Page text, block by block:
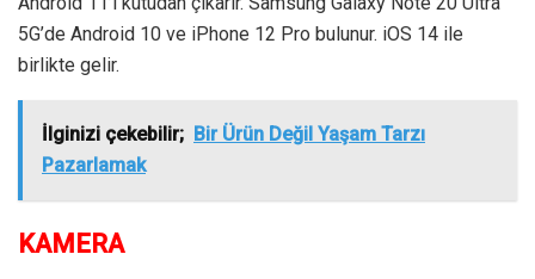
5G’de Android 10 ve iPhone 12 Pro bulunur. iOS 14 ile
birlikte gelir.
İlginizi çekebilir; Bir Ürün Değil Yaşam Tarzı
Pazarlamak
KAMERA